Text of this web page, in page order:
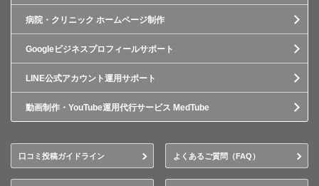
病院・クリニック ホームページ制作
Googleビジネスプロフィールサポート
LINE公式アカウント運用サポート
動画制作・YouTube運用代行サービス MedTube
口コミ投稿ガイドライン よくあるご質問（FAQ）